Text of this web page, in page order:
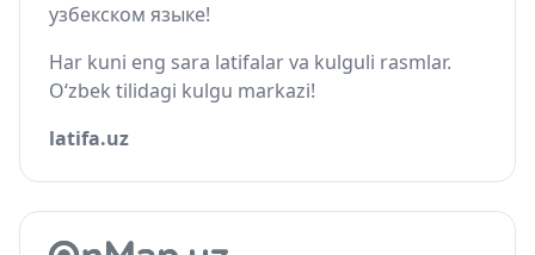
узбекском языке!
Har kuni eng sara latifalar va kulguli rasmlar.
O‘zbek tilidagi kulgu markazi!
latifa.uz